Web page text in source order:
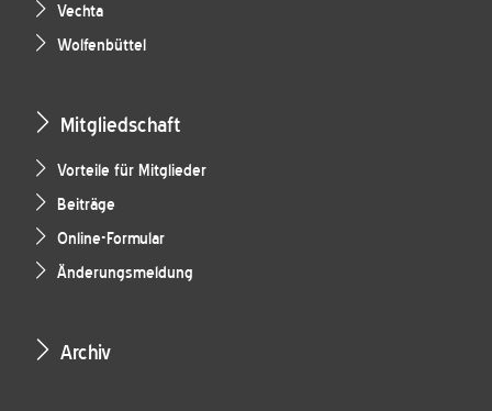
Vechta
Wolfenbüttel
Mitgliedschaft
Vorteile für Mitglieder
Beiträge
Online-Formular
Änderungsmeldung
Archiv